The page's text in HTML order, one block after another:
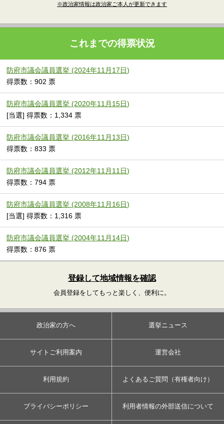
※政治家情報は政治家ご本人が更新できます
これまでの得票状況
防府市議会議員選挙 (2024年11月17日)
得票数：902 票
防府市議会議員選挙 (2020年11月15日)
[当選] 得票数：1,334 票
防府市議会議員選挙 (2016年11月13日)
得票数：833 票
防府市議会議員選挙 (2012年11月11日)
得票数：794 票
防府市議会議員選挙 (2008年11月16日)
[当選] 得票数：1,316 票
防府市議会議員選挙 (2004年11月14日)
得票数：876 票
登録して地域情報を確認
会員登録をしてもっと楽しく、便利に。
政治家の方へ 選挙ニュース
サイトご利用案内 運営会社
利用規約 よくあるご質問（有権者向け）
プライバシーポリシー 利用者情報の外部送信について